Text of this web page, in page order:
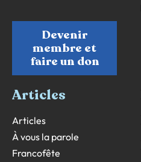
Devenir
membre et
faire un don
Articles
Articles
À vous la parole
Francofête